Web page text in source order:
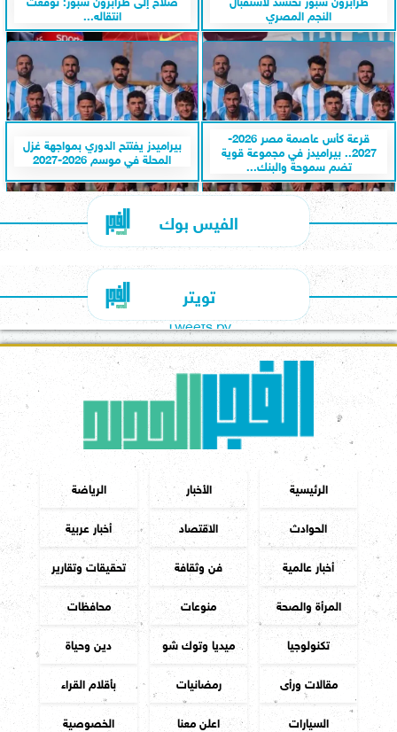
النجم المصري انتقاله...
قرعة كأس عاصمة مصر 2026-
2027.. بيراميدز في مجموعة قوية
تضم سموحة والبنك...
بيراميدز يفتتح الدوري بمواجهة غزل
المحلة في موسم 2026-2027
الفيس بوك
تويتر
Tweets by
الرئيسية الأخبار
الرياضة
الحوادث
الاقتصاد
أخبار عربية
أخبار عالمية
فن وثقافة
تحقيقات وتقارير
المرأة والصحة
منوعات
محافظات
تكنولوجيا
ميديا وتوك شو
دين وحياة
مقالات ورأى
رمضانيات
بأقلام القراء
السيارات
اعلن معنا الخصوصية